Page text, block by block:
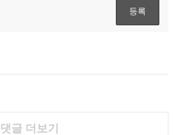
댓글 더보기